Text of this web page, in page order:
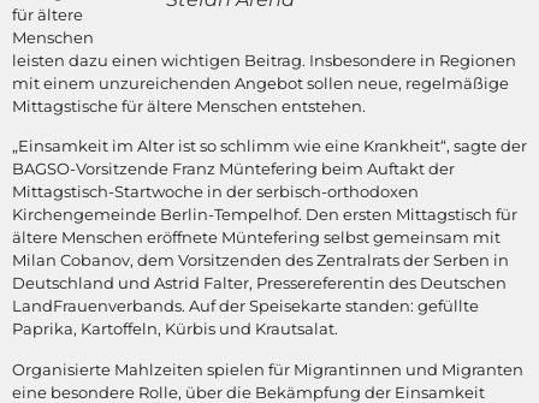
für ältere
Menschen
leisten dazu einen wichtigen Beitrag. Insbesondere in Regionen
mit einem unzureichenden Angebot sollen neue, regelmäßige
Mittagstische für ältere Menschen entstehen.
„Einsamkeit im Alter ist so schlimm wie eine Krankheit“, sagte der
BAGSO-Vorsitzende Franz Müntefering beim Auftakt der
Mittagstisch-Startwoche in der serbisch-orthodoxen
Kirchengemeinde Berlin-Tempelhof. Den ersten Mittagstisch für
ältere Menschen eröffnete Müntefering selbst gemeinsam mit
Milan Cobanov, dem Vorsitzenden des Zentralrats der Serben in
Deutschland und Astrid Falter, Pressereferentin des Deutschen
LandFrauenverbands. Auf der Speisekarte standen: gefüllte
Paprika, Kartoffeln, Kürbis und Krautsalat.
Organisierte Mahlzeiten spielen für Migrantinnen und Migranten
eine besondere Rolle, über die Bekämpfung der Einsamkeit